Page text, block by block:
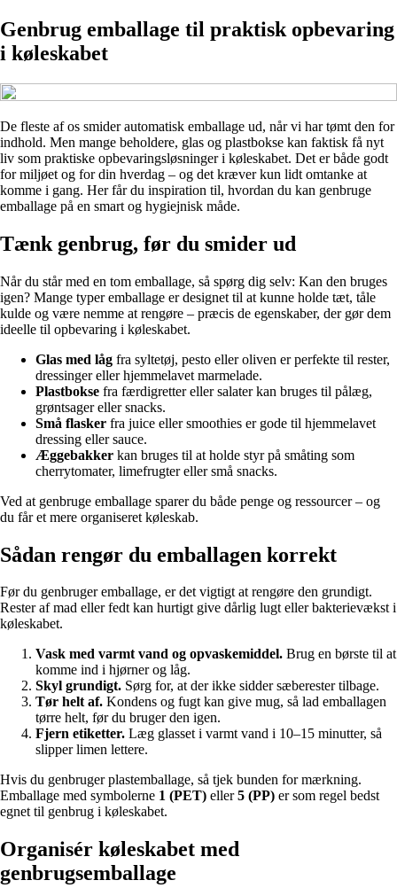
Genbrug emballage til praktisk opbevaring
i køleskabet
De fleste af os smider automatisk emballage ud, når vi har tømt den for
indhold. Men mange beholdere, glas og plastbokse kan faktisk få nyt
liv som praktiske opbevaringsløsninger i køleskabet. Det er både godt
for miljøet og for din hverdag – og det kræver kun lidt omtanke at
komme i gang. Her får du inspiration til, hvordan du kan genbruge
emballage på en smart og hygiejnisk måde.
Tænk genbrug, før du smider ud
Når du står med en tom emballage, så spørg dig selv: Kan den bruges
igen? Mange typer emballage er designet til at kunne holde tæt, tåle
kulde og være nemme at rengøre – præcis de egenskaber, der gør dem
ideelle til opbevaring i køleskabet.
Glas med låg fra syltetøj, pesto eller oliven er perfekte til rester,
dressinger eller hjemmelavet marmelade.
Plastbokse fra færdigretter eller salater kan bruges til pålæg,
grøntsager eller snacks.
Små flasker fra juice eller smoothies er gode til hjemmelavet
dressing eller sauce.
Æggebakker kan bruges til at holde styr på småting som
cherrytomater, limefrugter eller små snacks.
Ved at genbruge emballage sparer du både penge og ressourcer – og
du får et mere organiseret køleskab.
Sådan rengør du emballagen korrekt
Før du genbruger emballage, er det vigtigt at rengøre den grundigt.
Rester af mad eller fedt kan hurtigt give dårlig lugt eller bakterievækst i
køleskabet.
Vask med varmt vand og opvaskemiddel. Brug en børste til at
komme ind i hjørner og låg.
Skyl grundigt. Sørg for, at der ikke sidder sæberester tilbage.
Tør helt af. Kondens og fugt kan give mug, så lad emballagen
tørre helt, før du bruger den igen.
Fjern etiketter. Læg glasset i varmt vand i 10–15 minutter, så
slipper limen lettere.
Hvis du genbruger plastemballage, så tjek bunden for mærkning.
Emballage med symbolerne 1 (PET) eller5 (PP) er som regel bedst
egnet til genbrug i køleskabet.
Organisér køleskabet med
genbrugsemballage